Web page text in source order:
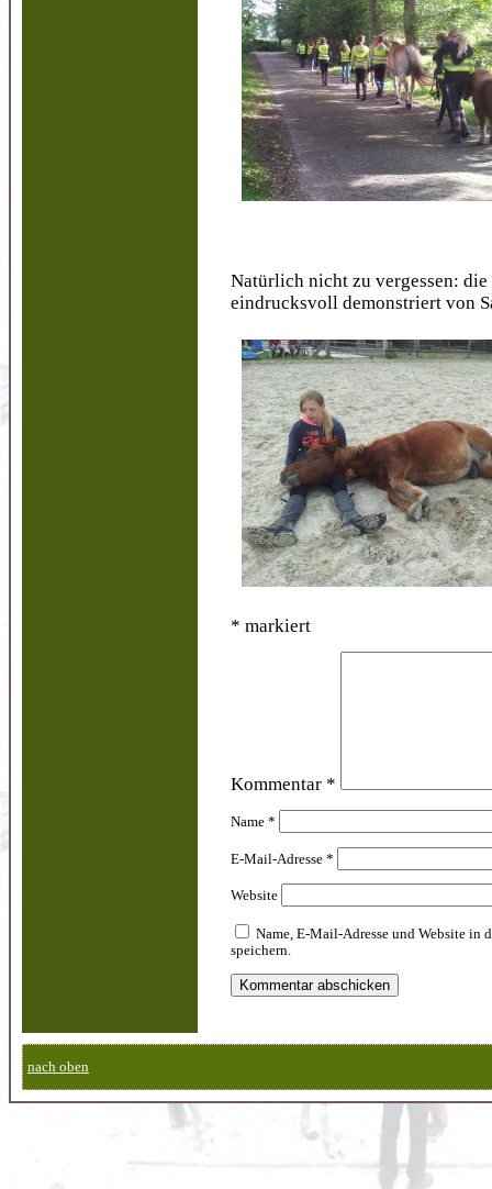
Natürlich nicht zu vergessen:
eindrucksvoll demonstriert von
* markiert
Kommentar *
Name *
E-Mail-Adresse *
Website
Name, E-Mail-Adresse und Website in
speichern.
nach oben